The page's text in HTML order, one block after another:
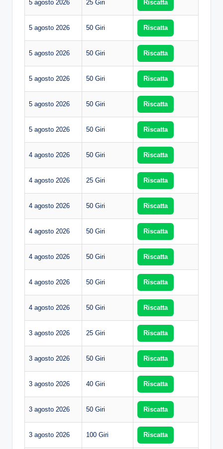
5 agosto 2026 25 Giri Riscatta
5 agosto 2026 50 Giri Riscatta
5 agosto 2026 50 Giri Riscatta
5 agosto 2026 50 Giri Riscatta
5 agosto 2026 50 Giri Riscatta
5 agosto 2026 50 Giri Riscatta
4 agosto 2026 50 Giri Riscatta
4 agosto 2026 25 Giri Riscatta
4 agosto 2026 50 Giri Riscatta
4 agosto 2026 50 Giri Riscatta
4 agosto 2026 50 Giri Riscatta
4 agosto 2026 50 Giri Riscatta
4 agosto 2026 50 Giri Riscatta
3 agosto 2026 25 Giri Riscatta
3 agosto 2026 50 Giri Riscatta
3 agosto 2026 40 Giri Riscatta
3 agosto 2026 50 Giri Riscatta
3 agosto 2026 100 Giri Riscatta